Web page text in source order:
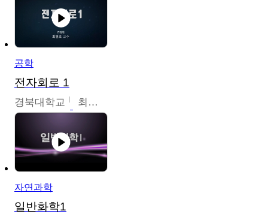
공학
전자회로 1
경북대학교 최병조
자연과학
일반화학1